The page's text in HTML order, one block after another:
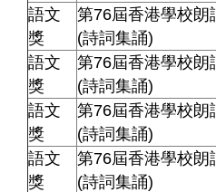
語文
獎
第76屆香港學校朗
(詩詞集誦)
語文
獎
第76屆香港學校朗
(詩詞集誦)
語文
獎
第76屆香港學校朗
(詩詞集誦)
語文
獎
第76屆香港學校朗
(詩詞集誦)